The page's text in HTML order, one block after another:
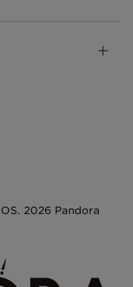
2026 Pandora